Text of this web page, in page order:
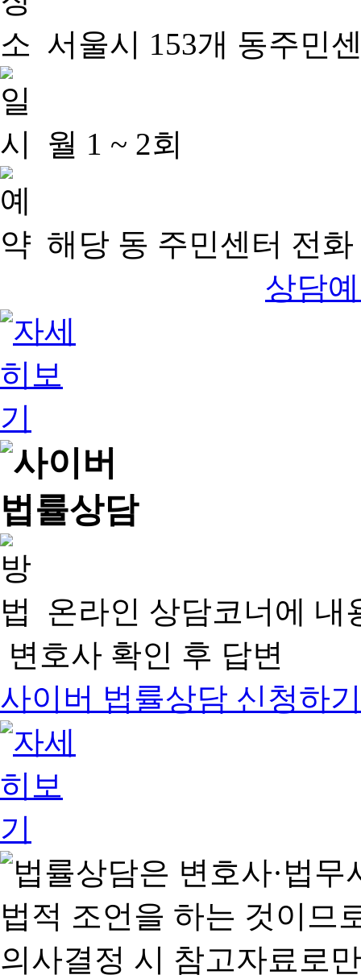
서울시 153개 동주민
월 1 ~ 2회
해당 동 주민센터 전
상담
온라인 상담코너에 내
변호사 확인 후 답변
사이버 법률상담 신청하기